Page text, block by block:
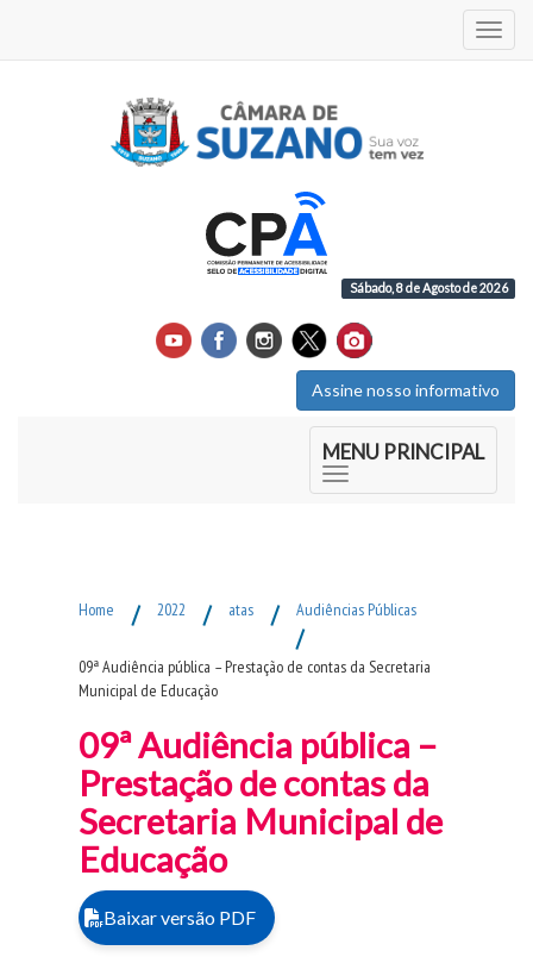
Sábado, 8 de Agosto de 2026
Assine nosso informativo
MENU PRINCIPAL
Home / 2022 / atas / Audiências Públicas
/
09ª Audiência pública – Prestação de contas da Secretaria
Municipal de Educação
09ª Audiência pública –
Prestação de contas da
Secretaria Municipal de
Educação
Baixar versão PDF